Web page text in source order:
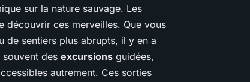
sur la nature sauvage. Les
découvrir ces merveilles. Que vous
de sentiers plus abrupts, il y en a
des excursions guidées,
autrement. Ces sorties